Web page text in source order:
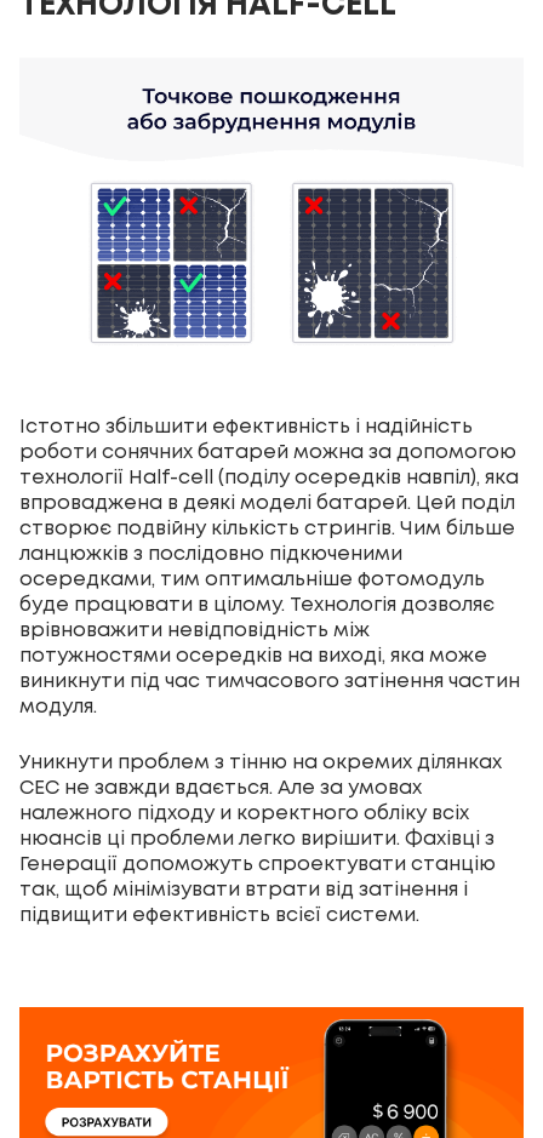
Істотно збільшити ефективність і надійність
роботи сонячних батарей можна за допомогою
технології Half-cell (поділу осередків навпіл), яка
впроваджена в деякі моделі батарей. Цей поділ
створює подвійну кількість стрингів. Чим більше
ланцюжків з послідовно підкюченими
осередками, тим оптимальніше фотомодуль
буде працювати в цілому. Технологія дозволяє
врівноважити невідповідність між
потужностями осередків на виході, яка може
виникнути під час тимчасового затінення частин
модуля.
Уникнути проблем з тінню на окремих ділянках
СЕС не завжди вдається. Але за умовах
належного підходу и коректного обліку всіх
нюансів ці проблеми легко вирішити. Фахівці з
Генерації допоможуть спроектувати станцію
так, щоб мінімізувати втрати від затінення і
підвищити ефективність всієї системи.